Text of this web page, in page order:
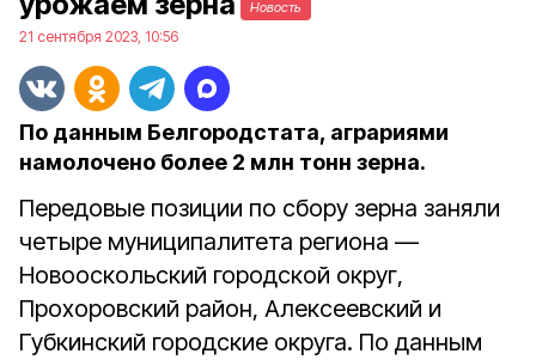
Новость
21 сентября 2023, 10:56
По данным Белгородстата, аграриями
намолочено более 2 млн тонн зерна.
Передовые позиции по сбору зерна заняли
четыре муниципалитета региона —
Новооскольский городской округ,
Прохоровский район, Алексеевский и
Губкинский городские округа. По данным